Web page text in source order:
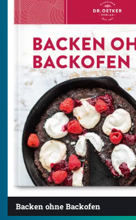
Backen ohne Backofen